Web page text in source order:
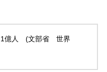
1億人 (文部省 世界